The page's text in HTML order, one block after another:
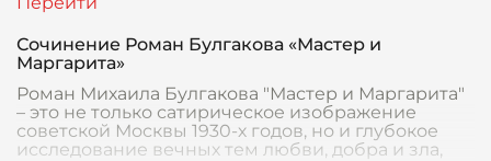
Сочинение Роман Булгакова «Мастер и
Маргарита»
Роман Михаила Булгакова "Мастер и Маргарита"
– это не только сатирическое изображение
советской Москвы 1930-х годов, но и глубокое
исследование вечных тем любви, добра и зла,